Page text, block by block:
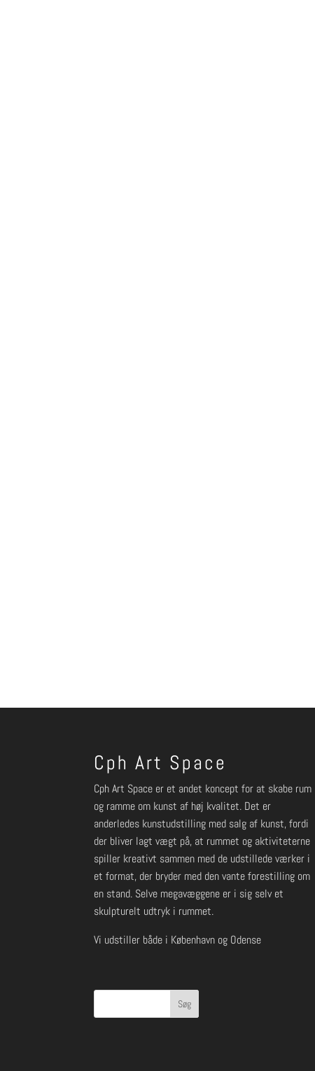
Cph Art Space
Cph Art Space er et andet koncept for at skabe rum
og ramme om kunst af høj kvalitet. Det er
anderledes kunstudstilling med salg af kunst, fordi
der bliver lagt vægt på, at rummet og aktiviteterne
spiller kreativt sammen med de udstillede værker i
et format, der bryder med den vante forestilling om
en stand. Selve megavæggene er i sig selv et
skulpturelt udtryk i rummet.
Vi udstiller både i København og Odense
Søg